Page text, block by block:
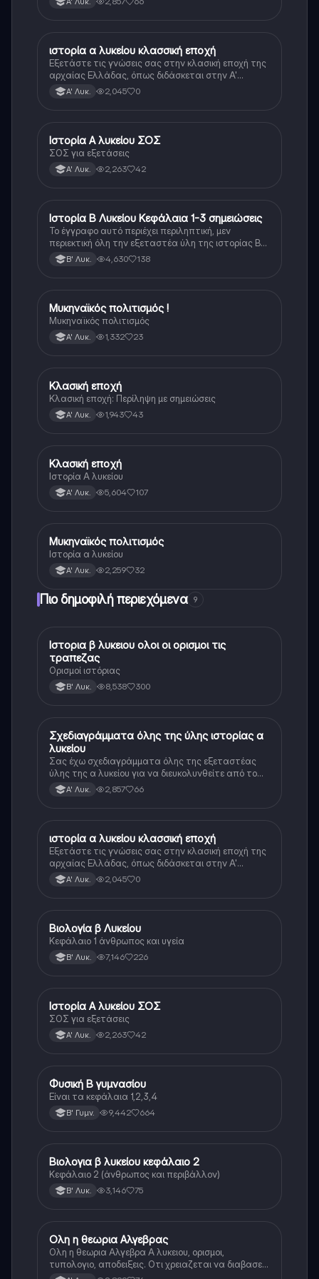
Ιστορία
ιστορία α λυκείου κλασσική εποχή
Εξετάστε τις γνώσεις σας στην κλασική εποχή της
αρχαίας Ελλάδας, όπως διδάσκεται στην Α'
Λυκείου.Α' Λυκ. 2,045 0
Ιστορία
Ιστορία Α λυκείου ΣΟΣ
ΣΟΣ για εξετάσεις
Α' Λυκ. 2,263 42
Ιστορία
Ιστορία Β Λυκείου Κεφάλαια 1-3 σημειώσεις
Το έγγραφο αυτό περιέχει περιληπτική, μεν
περιεκτική όλη την εξεταστέα ύλη της ιστορίας Β
λυκείου για τα πρώτα 3 Κεφάλαια, δηλαδή την
μισή ύλη. Το έγγραφο έχει γραφτεί με προσοχή και
Β' Λυκ. 4,630 138
Ιστορία
Μυκηναϊκός πολιτισμός !
Μυκηναϊκός πολιτισμός
Α' Λυκ. 1,332 23
Ιστορία
Κλασική εποχή
Κλασική εποχή: Περίληψη με σημειώσεις
Α' Λυκ. 1,943 43
Ιστορία
Κλασική εποχή
Ιστορία Α λυκείου
Α' Λυκ. 5,604 107
Ιστορία
Μυκηναϊκός πολιτισμός
Ιστορία α λυκείου
Α' Λυκ. 2,259 32
Πιο δημοφιλή περιεχόμενα 9
Ιστορία
Ιστορια β λυκειου ολοι οι ορισμοι τις
τραπεζας
Ορισμοί ιστόριας
Β' Λυκ. 8,538 300
Ιστορία
Σχεδιαγράμματα όλης της ύλης ιστορίας α
λυκείου
Σας έχω σχεδιαγράμματα όλης της εξεταστέας
ύλης της α λυκείου για να διευκολυνθείτε από το
τεράστιο βάρος του βιβλίου
Α' Λυκ. 2,857 66
Ιστορία
ιστορία α λυκείου κλασσική εποχή
Εξετάστε τις γνώσεις σας στην κλασική εποχή της
αρχαίας Ελλάδας, όπως διδάσκεται στην Α'
Λυκείου.Α' Λυκ. 2,045 0
Βιολογία
Βιολογία β Λυκείου
Κεφάλαιο 1 άνθρωπος και υγεία
Β' Λυκ. 7,146 226
Ιστορία
Ιστορία Α λυκείου ΣΟΣ
ΣΟΣ για εξετάσεις
Α' Λυκ. 2,263 42
Φυσική
Φυσική Β γυμνασίου
Είναι τα κεφάλαια 1,2,3,4
Β' Γυμν. 9,442 664
Βιολογία
Βιολογια β λυκείου κεφάλαιο 2
Κεφάλαιο 2 (άνθρωπος και περιβάλλον)
Β' Λυκ. 3,146 75
Μαθηματικά
Ολη η θεωρια Αλγεβρας
Ολη η θεωρια Αλγεβρα Α λυκειου, ορισμοι,
τυπολογιο, αποδειξεις. Οτι χρειαζεται να διαβασεις
για το θεωρητικο κομματι της αλγεβρας.